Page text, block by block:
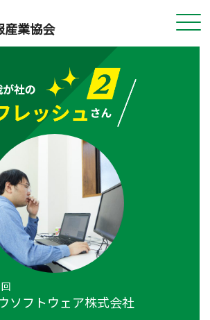
産業協会
回
ソフトウェア株式会社